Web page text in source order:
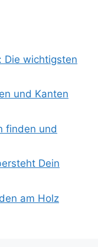
Die wichtigsten
und Kanten
finden und
Dein
am Holz